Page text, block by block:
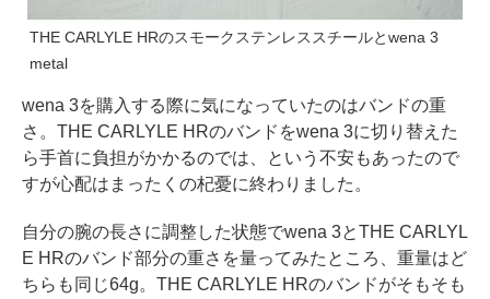
THE CARLYLE HRのスモークステンレススチールとwena 3
metal
wena 3を購入する際に気になっていたのはバンドの重
さ。THE CARLYLE HRのバンドをwena 3に切り替えた
ら手首に負担がかかるのでは、という不安もあったので
すが心配はまったくの杞憂に終わりました。
自分の腕の長さに調整した状態でwena 3とTHE CARLYL
E HRのバンド部分の重さを量ってみたところ、重量はど
ちらも同じ64g。THE CARLYLE HRのバンドがそもそも